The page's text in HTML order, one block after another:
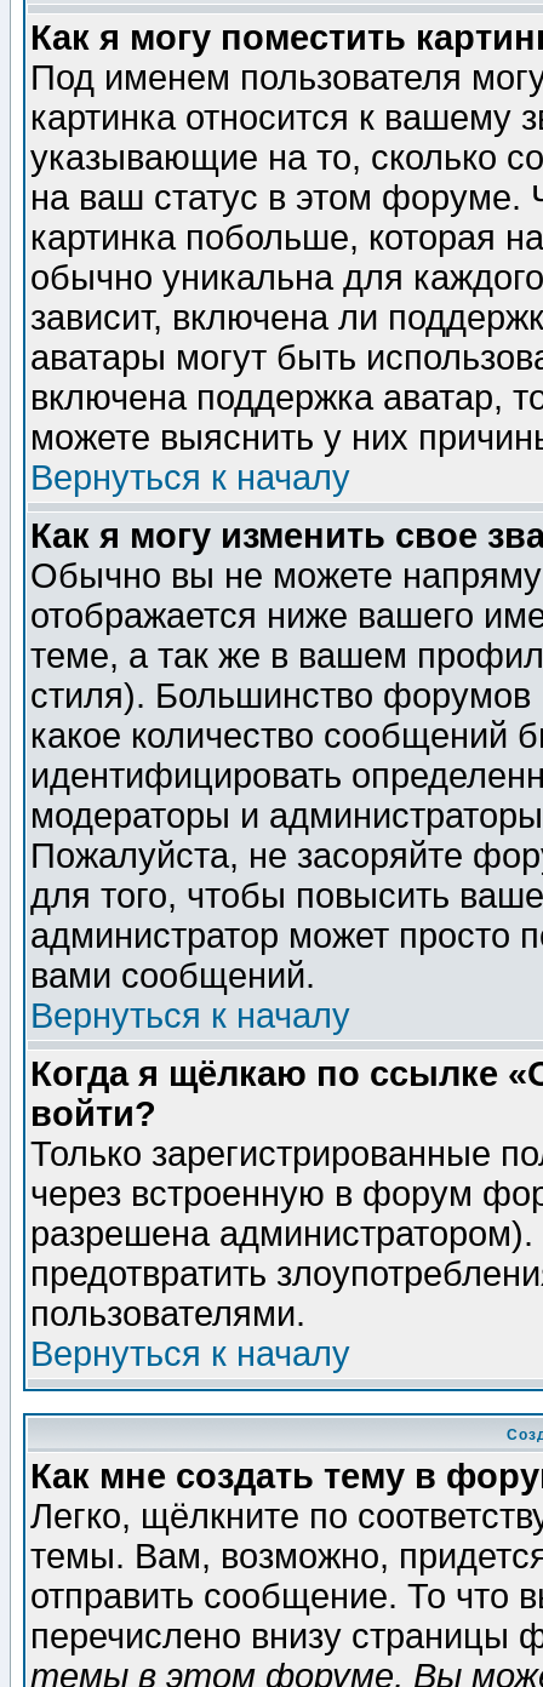
Как я могу поместить
Под именем пользователя
картинка относится к вашему
указывающие на то, сколько
на ваш статус в этом форуме.
картинка побольше, которая
обычно уникальна для
зависит, включена ли
аватары могут быть
включена поддержка аватар,
можете выяснить у них
Вернуться к началу
Как я могу изменить свое
Обычно вы не можете
отображается ниже вашего
теме, а так же в вашем
стиля). Большинство форумов
какое количество сообщений
идентифицировать
модераторы и
Пожалуйста, не засоряйте
для того, чтобы повысить
администратор может просто
вами сообщений.
Вернуться к началу
Когда я щёлкаю по ссылке
войти?
Только зарегистрированные
через встроенную в форум
разрешена
предотвратить
пользователями.
Вернуться к началу
Как мне создать тему в
Легко, щёлкните по
темы. Вам, возможно,
отправить сообщение. То что
перечислено внизу страницы
темы в этом форуме, Вы